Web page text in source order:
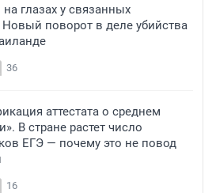
глазах у связанных
Новый поворот в деле убийства
36
аттестата о среднем
В стране растет число
ЕГЭ — почему это не повод
16